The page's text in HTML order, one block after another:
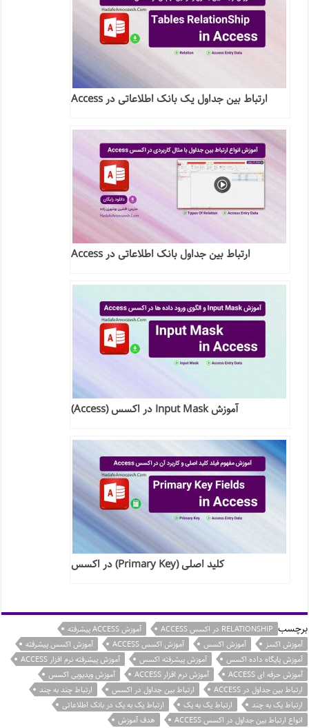
ارتباط بین جداول یک بانک اطلاعاتی در Access
ارتباط بین جداول بانک اطلاعاتی در Access
آموزش Input Mask در اکسس (Access)
کلید اصلی (Primary Key) در اکسس
برچسب RELATIONSHIP در اکسس ACCESS
آموزش ACCESS پیشرفته
آموزش اکسز
آموزش اکسس آموزش اکسس ACCESS
آموزش اکسس پیشرفته
آموزش پایگاه داده اکسس
آموزش پیشرفته اکسس
آموزش پیشرفته نرم افزار ACCESS
آموزش حرفه ای ACCESS
آموزش نرم افزار ACCESS
آموزش ویدیویی اکسس
ارتباط بین جداول در ACCESS
ارتباط بین جداول در اکسس
ارتباط چند به چند
ارتباط یک به چند
ارتباط یک به یک
ارتباط یک به یک در بانک اطلاعاتی
انواع ارتباط بین جداول در اکسس ACCESS
هدف آموزش